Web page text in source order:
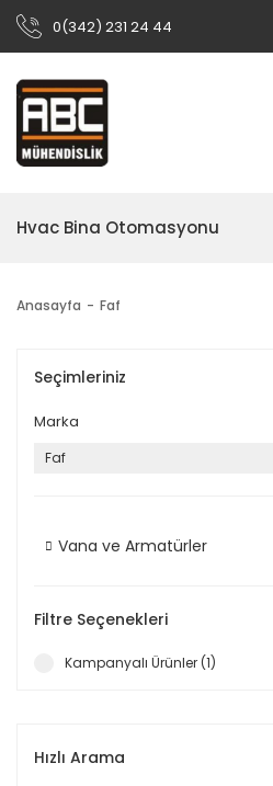
0(342) 231 24 44
Hvac Bina Otomasyonu
Anasayfa Faf
Seçimleriniz
Marka
Faf
Vana ve Armatürler
Filtre Seçenekleri
Kampanyalı Ürünler (1)
Hızlı Arama